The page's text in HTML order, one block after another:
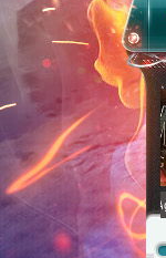
Doom: The Dark Ages